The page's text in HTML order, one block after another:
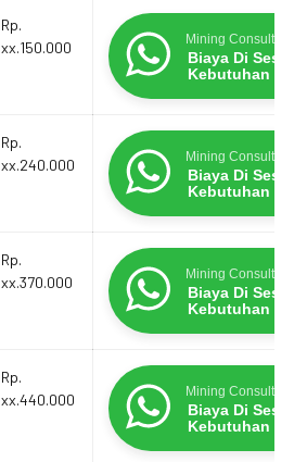
Rp.
xx.150.000
Mining Consultants
Biaya Di
Kebutuhan
Rp.
xx.240.000
Mining Consultants
Biaya Di
Kebutuhan
Rp.
xx.370.000
Mining Consultants
Biaya Di
Kebutuhan
Rp.
xx.440.000
Mining Consultants
Biaya Di
Kebutuhan